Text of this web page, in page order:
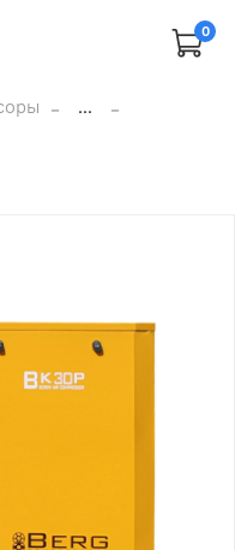
0
...